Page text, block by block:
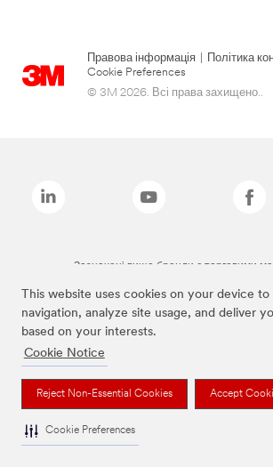
This website uses cookies on your device to
navigation, analyze site usage, and deliver
based on your interests.
Cookie Notice
Reject Non-Essential Cookies Accept
Cookie Preferences
Правова інформація Політика
Cookie Preferences
© 3M 2026. Всі права захищено..
Зазначені вище бренди є торговими